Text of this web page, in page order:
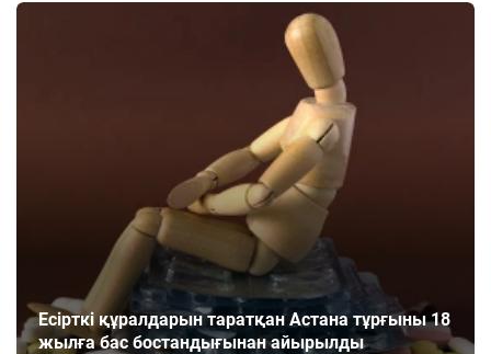
Есірткі құралдарын таратқан Астана тұрғыны 18
жылға бас бостандығынан айырылды